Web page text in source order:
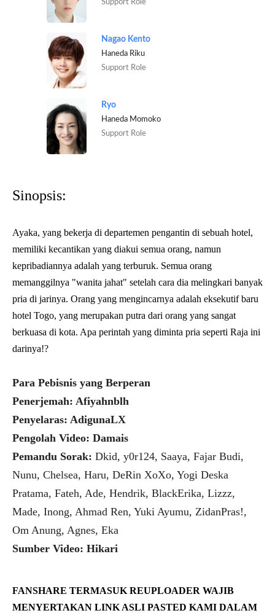
Support Role
Nagao Kento
Haneda Riku
Support Role
Ryo
Haneda Momoko
Support Role
Sinopsis:
Ayaka, yang bekerja di departemen pengantin di sebuah hotel,
memiliki kecantikan yang diakui semua orang, namun
kepribadiannya adalah yang terburuk. Semua orang
memanggilnya "wanita jahat" setelah cara dia melingkari banyak
pria di jarinya. Orang yang mengincarnya adalah eksekutif baru
hotel Togo, yang merupakan putra dari orang yang sangat
berkuasa di kota. Apa perintah yang diminta pria seperti Raja ini
darinya!?
Para Pebisnis yang Berperan
Penerjemah: Afiyahnblh
Penyelaras: AdigunaLX
Pengolah Video: Damais
Pemandu Sorak: Dkid, y0r124, Saaya, Fajar Budi,
Nunu, Chelsea, Haru, DeRin XoXo, Yogi Deska
Pratama, Fateh, Ade, Hendrik, BlackErika, Lizzz,
Made, Inong, Ahmad Ren, Yuki Ayumu, ZidanPras!,
Om Anung, Agnes, Eka
Sumber Video: Hikari
FANSHARE TERMASUK REUPLOADER WAJIB
MENYERTAKAN LINK ASLI PASTED KAMI DALAM